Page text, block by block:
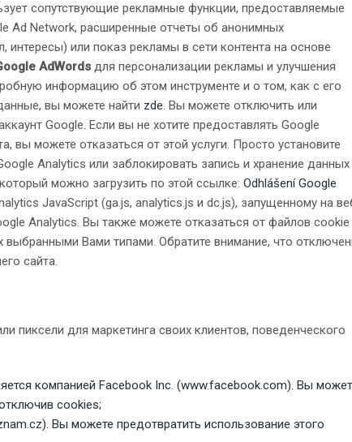
сопутствующие рекламные функции, предоставляемые
Ad Network, расширенные отчеты об анонимных
или показ рекламы в сети контента на основе
AdWords для персонализации рекламы и улучшения
информацию об этом инструменте и о том, как с его
вы можете найти zde. Вы можете отключить или
Google. Если вы не хотите предоставлять Google
можете отказаться от этой услуги. Просто установите
Analytics или заблокировать запись и хранение данных
можно загрузить по этой ссылке: Odhlášení Google
JavaScript (ga.js, analytics.js и dc.js), запущенному на
Analytics. Вы также можете отказаться от файлов cookie
Вами типами. Обратите внимание, что
сайта.
пиксели для маркетинга своих клиентов, поведенческого
компанией Facebook Inc. (www.facebook.com). Вы
cookies;
). Вы можете предотвратить использование этого